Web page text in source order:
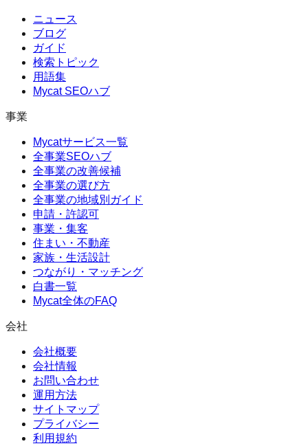
ニュース
ブログ
ガイド
検索トピック
用語集
Mycat SEOハブ
事業
Mycatサービス一覧
全事業SEOハブ
全事業の改善候補
全事業の選び方
全事業の地域別ガイド
申請・許認可
事業・集客
住まい・不動産
家族・生活設計
つながり・マッチング
白書一覧
Mycat全体のFAQ
会社
会社概要
会社情報
お問い合わせ
運用方法
サイトマップ
プライバシー
利用規約